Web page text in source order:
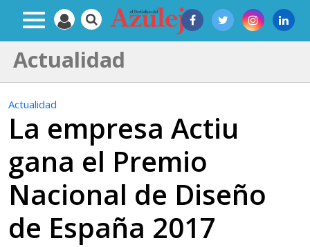
Actualidad
Actualidad
La empresa Actiu
gana el Premio
Nacional de Diseño
de España 2017